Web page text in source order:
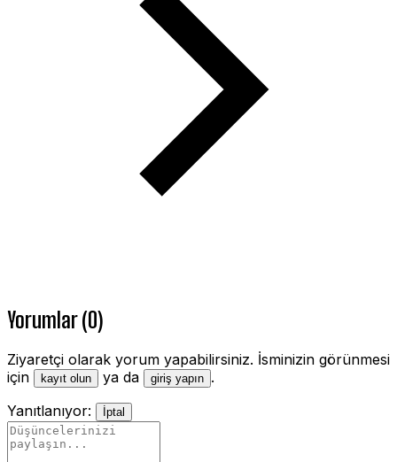
Yorumlar (0)
Ziyaretçi olarak yorum yapabilirsiniz. İsminizin görünmesi
için
kayıt olun ya da giriş yapın .
Yanıtlanıyor:
İptal